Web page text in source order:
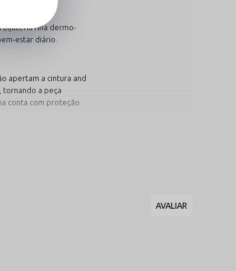
um ajuste
bijuteria fina dermo-
estar diário.
apertam a cintura and
tornando a peça
conta com proteção